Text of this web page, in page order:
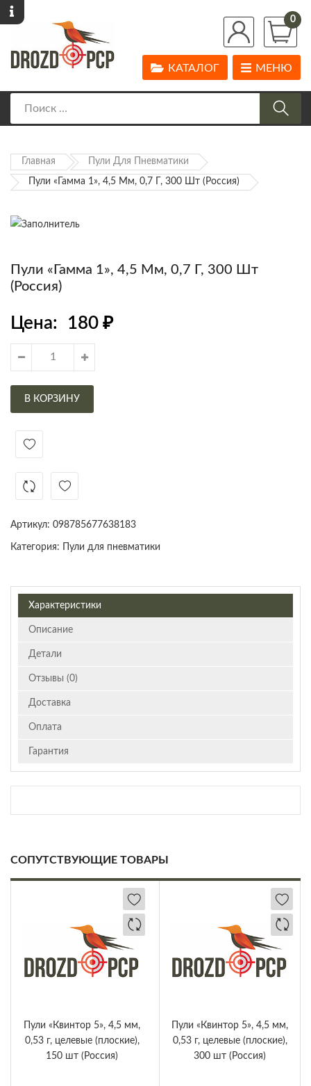
0
МЕНЮ
КАТАЛОГ
Главная Пули Для Пневматики
Пули «Гамма 1», 4,5 Мм, 0,7 Г, 300 Шт (Россия)
Пули «Гамма 1», 4,5 Мм, 0,7 Г, 300 Шт
(Россия)
Цена: 180 ₽
В КОРЗИНУ
Артикул: 098785677638183
Категория: Пули для пневматики
Характеристики
Описание
Детали
Отзывы (0)
Доставка
Оплата
Гарантия
СОПУТСТВУЮЩИЕ ТОВАРЫ
Пули «Квинтор 5», 4,5 мм,
0,53 г, целевые (плоские),
150 шт (Россия)
Пули «Квинтор 5», 4,5 мм,
0,53 г, целевые (плоские),
300 шт (Россия)